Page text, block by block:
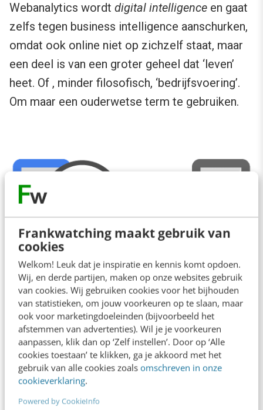
Frankwatching maakt gebruik van
cookies
Welkom! Leuk dat je inspiratie en kennis komt opdoen.
Wij, en derde partijen, maken op onze websites gebruik
van cookies. Wij gebruiken cookies voor het bijhouden
van statistieken, om jouw voorkeuren op te slaan, maar
ook voor marketingdoeleinden (bijvoorbeeld het
afstemmen van advertenties). Wil je je voorkeuren
aanpassen, klik dan op ‘Zelf instellen’. Door op ‘Alle
cookies toestaan’ te klikken, ga je akkoord met het
gebruik van alle cookies zoals omschreven in onze
cookieverklaring.
Powered by CookieInfo
Webanalytics wordt digital intelligence en gaat
zelfs tegen business intelligence aanschurken,
omdat ook online niet op zichzelf staat, maar
een deel is van een groter geheel dat ‘leven’
heet. Of , minder filosofisch, ‘bedrijfsvoering’.
Om maar een ouderwetse term te gebruiken.
Digitale identiteit
En dat klinkt allemaal veelbelovend, maar dan
moeten we wel eerst de basis op orde hebben.